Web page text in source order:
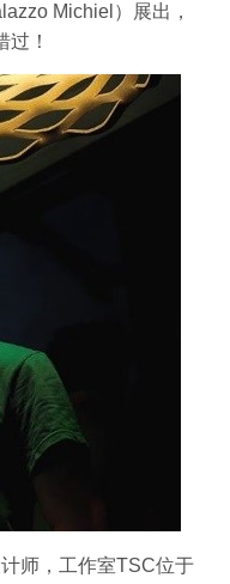
Michiel）展出，
！
师，工作室TSC位于